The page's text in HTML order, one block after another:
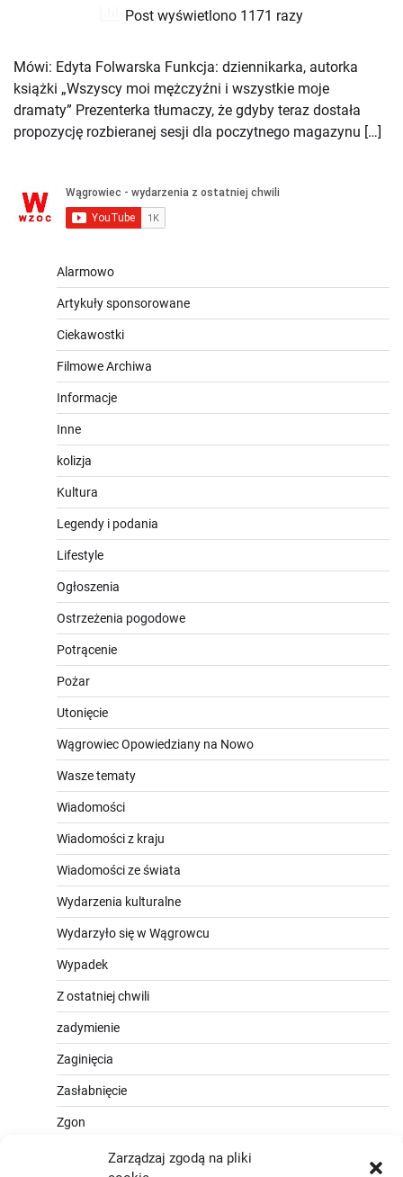
Zarządzaj zgodą na pliki
Post wyświetlono 1171 razy
Mówi: Edyta Folwarska Funkcja: dziennikarka, autorka
książki „Wszyscy moi mężczyźni i wszystkie moje
dramaty” Prezenterka tłumaczy, że gdyby teraz dostała
propozycję rozbieranej sesji dla poczytnego magazynu […]
Alarmowo
Artykuły sponsorowane
Ciekawostki
Filmowe Archiwa
Informacje
Inne
kolizja
Kultura
Legendy i podania
Lifestyle
Ogłoszenia
Ostrzeżenia pogodowe
Potrącenie
Pożar
Utonięcie
Wągrowiec Opowiedziany na Nowo
Wasze tematy
Wiadomości
Wiadomości z kraju
Wiadomości ze świata
Wydarzenia kulturalne
Wydarzyło się w Wągrowcu
Wypadek
Z ostatniej chwili
zadymienie
Zaginięcia
Zasłabnięcie
Zgon